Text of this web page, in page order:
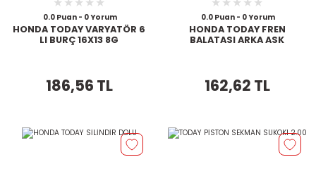
0.0 Puan - 0 Yorum
HONDA TODAY VARYATÖR 6
LI BURÇ 16X13 8G
186,56 TL
0.0 Puan - 0 Yorum
HONDA TODAY FREN
BALATASI ARKA ASK
162,62 TL